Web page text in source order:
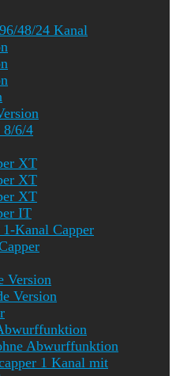
48/24 Kanal
8/6/4
XT
XT
XT
IT
Kanal Capper
Version
Version
Abwurffunktion
1 Kanal mit